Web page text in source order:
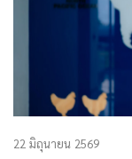
22 มิถุนายน 2569